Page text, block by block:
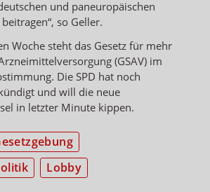
und paneuropäischen
so Geller.
Woche steht das Gesetz für mehr
(GSAV) im
Die SPD hat noch
und will die neue
in letzter Minute kippen.
Lobby